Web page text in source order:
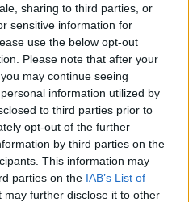
sharing to third parties, or
sensitive information for
use the below opt-out
Please note that after your
may continue seeing
information utilized by
to third parties prior to
opt-out of the further
by third parties on the
This information may
parties on the IAB’s List of
may further disclose it to other
2026 – Τι οδηγεί χιλιάδες
έξοδο
NOTES: Εξελίξεις και
και φυσικού αερίου